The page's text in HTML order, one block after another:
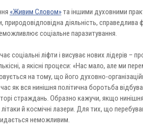
«Живим Словом»та іншими духовними
природовідповідна діяльність,
соціальне паразитування.
соціальні ліфти і висуває нових лідерів –
а якісні процеси: «Нас мало, але ми
на тому, що його духовно-
як вся нинішня політична боротьба
страждань. Образно кажучи, якщо
й космічні лазери. Для тих, що
неможливим.